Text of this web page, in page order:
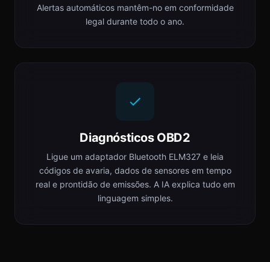
Alertas automáticos mantêm-no em conformidade
legal durante todo o ano.
Diagnósticos OBD2
Ligue um adaptador Bluetooth ELM327 e leia
códigos de avaria, dados de sensores em tempo
real e prontidão de emissões. A IA explica tudo em
linguagem simples.